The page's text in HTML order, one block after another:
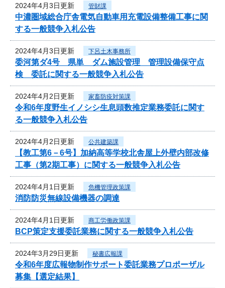
2024年4月3日更新 管財課
中濃圏域総合庁舎電気自動車用充電設備整備工事に関
する一般競争入札公告
2024年4月3日更新 下呂土木事務所
委河第ダ4号 県単 ダム施設管理 管理設備保守点
検 委託に関する一般競争入札公告
2024年4月2日更新 家畜防疫対策課
令和6年度野生イノシシ生息頭数推定業務委託に関す
る一般競争入札公告
2024年4月2日更新 公共建築課
【教工第6－6号】加納高等学校北舎屋上外壁内部改修
工事（第2期工事）に関する一般競争入札公告
2024年4月1日更新 危機管理政策課
消防防災無線設備機器の調達
2024年4月1日更新 商工労働政策課
BCP策定支援委託業務に関する一般競争入札公告
2024年3月29日更新 秘書広報課
令和6年度広報物制作サポート委託業務プロポーザル
募集【選定結果】